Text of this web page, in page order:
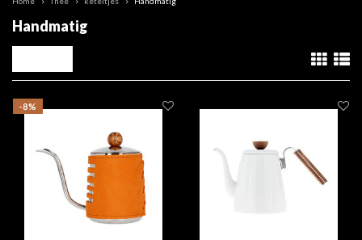
Handmatig
-8%